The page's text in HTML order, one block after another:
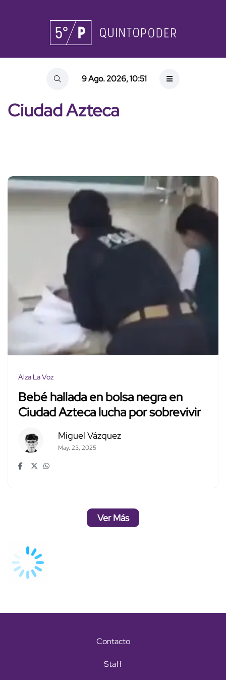
9 Ago. 2026, 10:51
Ciudad Azteca
Alza La Voz
Bebé hallada en bolsa negra en
Ciudad Azteca lucha por sobrevivir
Miguel Vázquez
May. 23, 2025
Ver Más
Contacto
Staff